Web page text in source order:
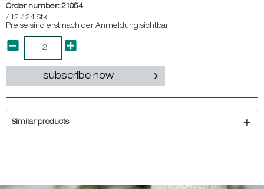
Order number: 21054
/ 12 / 24 Stk
Preise sind erst nach der Anmeldung sichtbar.
subscribe now
Similar products